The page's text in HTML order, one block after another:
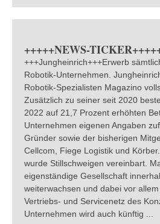
+++++NEWS-
+++Jungheinrich+++Erwerb
Robotik-Unternehmen.
Robotik-Spezialisten Magazino
Zusätzlich zu seiner seit 2020
2022 auf 21,7 Prozent erhöhten
Unternehmen eigenen Angaben
Gründer sowie der bisherigen
Cellcom, Fiege Logistik und
wurde Stillschweigen vereinbart.
eigenständige Gesellschaft
weiterwachsen und dabei vor
Vertriebs- und Servicenetz des
Unternehmen wird auch künftig ...